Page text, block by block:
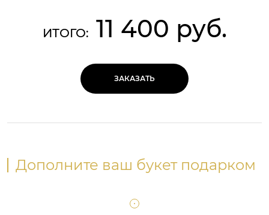
ИТОГО: 11 400 руб.
ЗАКАЗАТЬ
Дополните ваш букет подарком